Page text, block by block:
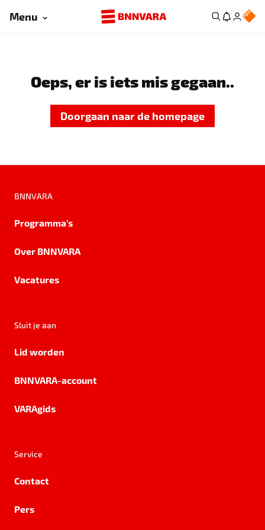
Menu
Oeps, er is iets mis gegaan..
Doorgaan naar de homepage
BNNVARA
Programma's
Over BNNVARA
Vacatures
Sluit je aan
Lid worden
BNNVARA-account
VARAgids
Service
Contact
Pers